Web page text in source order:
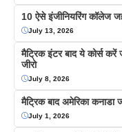
10 ऐसे इंजीनियरिंग कॉलेज
July 13, 2026
मैट्रिक इंटर बाद ये कोर्स करें
जीरो
July 8, 2026
मैट्रिक बाद अमेरिका कनाडा
July 1, 2026